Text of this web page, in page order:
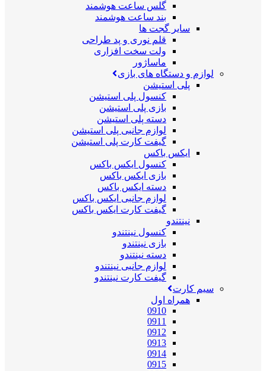
گلس ساعت هوشمند
بند ساعت هوشمند
سایر گجت ها
قلم نوری و پد طراحی
ولت سخت افزاری
ماساژور
لوازم و دستگاه های بازی
پلی استیشن
کنسول پلی استیشن
بازی پلی استیشن
دسته پلی استیشن
لوازم جانبی پلی استیشن
گیفت کارت پلی استیشن
ایکس باکس
کنسول ایکس باکس
بازی ایکس باکس
دسته ایکس باکس
لوازم جانبی ایکس باکس
گیفت کارت ایکس باکس
نینتندو
کنسول نینتندو
بازی نینتندو
دسته نینتندو
لوازم جانبی نینتندو
گیفت کارت نینتندو
سیم کارت
همراه اول
0910
0911
0912
0913
0914
0915